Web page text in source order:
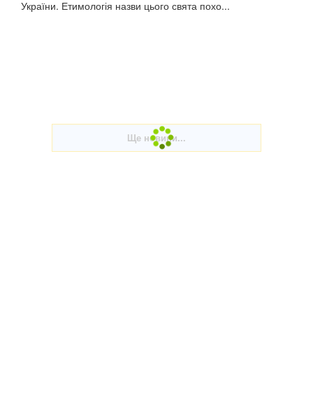
України. Етимологія назви цього свята похо...